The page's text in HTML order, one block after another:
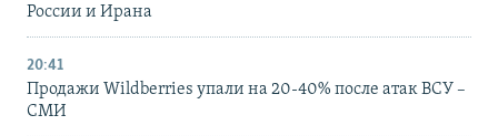
России и Ирана
20:41
Продажи Wildberries упали на 20-40% после атак ВСУ –
СМИ